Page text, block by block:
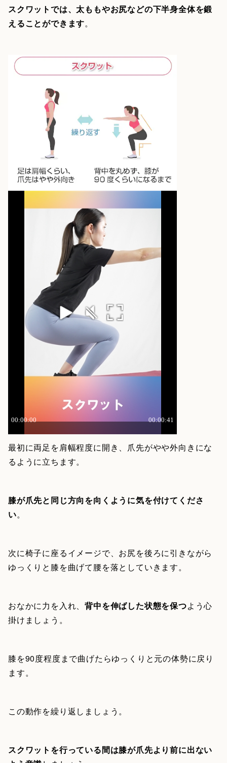
スクワットでは、太ももやお尻などの下半身全体を鍛
えることができます。
最初に両足を肩幅程度に開き、爪先がやや外向きにな
るように立ちます。
膝が爪先と同じ方向を向くように気を付けてくださ
い。
次に椅子に座るイメージで、お尻を後ろに引きながら
ゆっくりと膝を曲げて腰を落としていきます。
おなかに力を入れ、背中を伸ばした状態を保つよう心
掛けましょう。
膝を90度程度まで曲げたらゆっくりと元の体勢に戻り
ます。
この動作を繰り返しましょう。
スクワットを行っている間は膝が爪先より前に出ない